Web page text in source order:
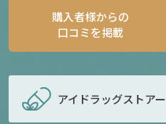
購入者様からの
口コミを掲載
アイドラッグストアー